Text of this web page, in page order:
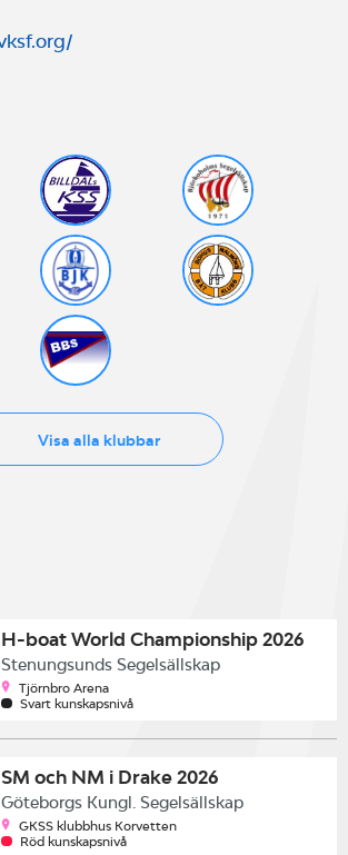
Visa alla klubbar
H-boat World Championship 2026
Stenungsunds Segelsällskap
Tjörnbro Arena
Svart kunskapsnivå
SM och NM i Drake 2026
Göteborgs Kungl. Segelsällskap
GKSS klubbhus Korvetten
Röd kunskapsnivå